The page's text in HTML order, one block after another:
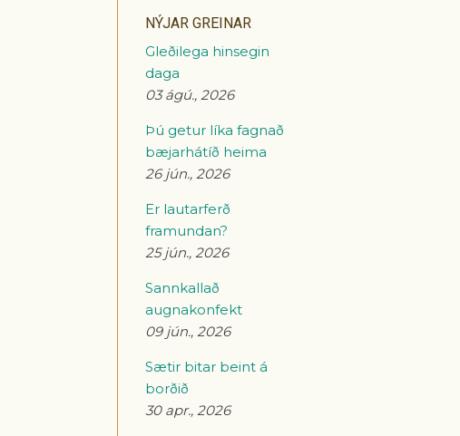
NÝJAR GREINAR
Gleðilega hinsegin
daga
03 ágú., 2026
Þú getur líka fagnað
bæjarhátíð heima
26 jún., 2026
Er lautarferð
framundan?
25 jún., 2026
Sannkallað
augnakonfekt
09 jún., 2026
Sætir bitar beint á
borðið
30 apr., 2026